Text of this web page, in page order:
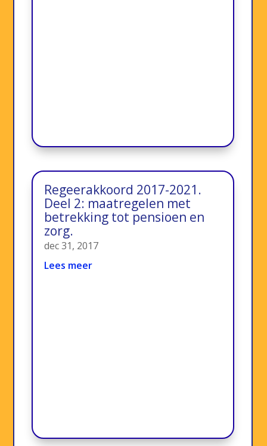
Regeerakkoord 2017-2021.
Deel 2: maatregelen met
betrekking tot pensioen en
zorg.
dec 31, 2017
Lees meer